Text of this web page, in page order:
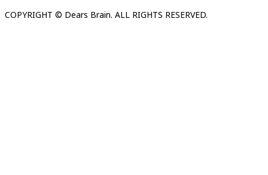
COPYRIGHT © Dears Brain. ALL RIGHTS RESERVED.